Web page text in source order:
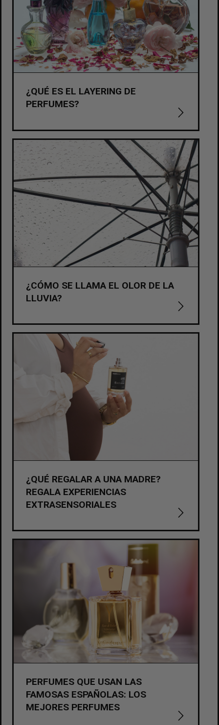
¿QUÉ ES EL LAYERING DE
PERFUMES?
¿CÓMO SE LLAMA EL OLOR DE LA
LLUVIA?
¿QUÉ REGALAR A UNA MADRE?
REGALA EXPERIENCIAS
EXTRASENSORIALES
PERFUMES QUE USAN LAS
FAMOSAS ESPAÑOLAS: LOS
MEJORES PERFUMES